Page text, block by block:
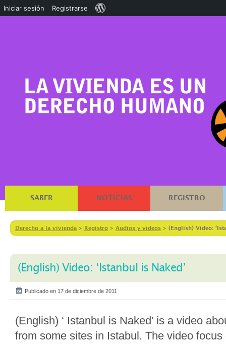
SABER NOTICIAS REGISTRO
Derecho a la vivienda > Registro > Audios y vídeos > (English) Video:
(English) Video: ‘Istanbul is Naked’
Publicado en 17 de diciembre de 2011
(English) ‘ Istanbul is Naked’ is a video
from some sites in Istabul. The video
Iniciar sesión Registrarse